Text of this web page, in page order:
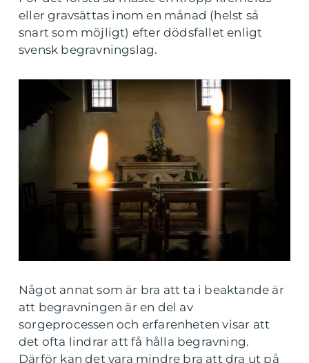
eller gravsättas inom en månad (helst så
snart som möjligt) efter dödsfallet enligt
svensk begravningslag.
Något annat som är bra att ta i beaktande är
att begravningen är en del av
sorgeprocessen och erfarenheten visar att
det ofta lindrar att få hålla begravning.
Därför kan det vara mindre bra att dra ut på